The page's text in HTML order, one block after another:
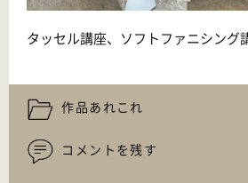
タッセル講座、ソフトファニシング
作品あれこれ
コメントを残す